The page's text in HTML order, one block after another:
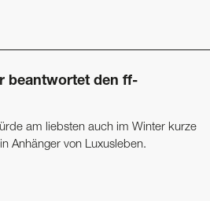
beantwortet den ff-
am liebsten auch im Winter kurze
Anhänger von Luxusleben.